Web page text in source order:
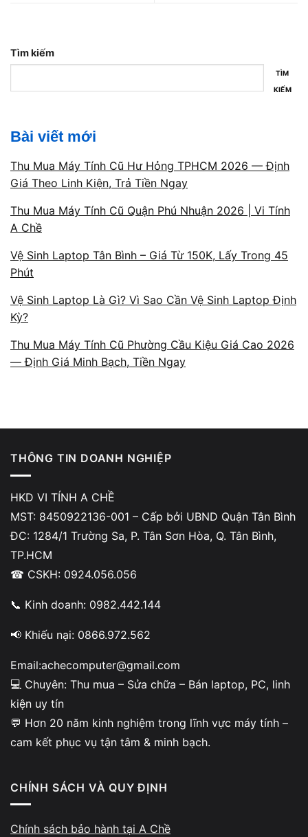
Hướng dẫn sử dụng – chuyển
Sau khi lắp đặt, doanh nghiệp được hướng
dẫn chi tiết về cách thêm nhân viên mới, xuất
báo cáo, đồng bộ dữ liệu và xử lý các lỗi cơ
Phản hồi 5★ từ khách hàng –
bằng chứng từ trải nghiệm
Google Maps rất đều, nhiều khách khen về kỹ
độ hỗ trợ tận tâm và quy trình minh bạch.
Không ít khách từng sửa tại A Chề sau đó đã
quay lại hoặc giới thiệu người quen – đó là
thước đo rõ ràng nhất về chất lượng dịch
vụ.Xem thêm:đánh giá thực tế trên Google
Map
Vi Tính A Chề
MST 8450922136-001
1284/1 Trường Sa, Tân Sơn Hòa, TP.HCM
KD: 0982.442.144
Tìm kiếm
TÌM
KIẾM
Bài viết mới
Thu Mua Máy Tính Cũ Hư Hỏng TPHCM 2026 — Định
Giá Theo Linh Kiện, Trả Tiền Ngay
Thu Mua Máy Tính Cũ Quận Phú Nhuận 2026 | Vi Tính
A Chề
Vệ Sinh Laptop Tân Bình – Giá Từ 150K, Lấy Trong 45
Phút
Vệ Sinh Laptop Là Gì? Vì Sao Cần Vệ Sinh Laptop Định
Kỳ?
Thu Mua Máy Tính Cũ Phường Cầu Kiệu Giá Cao 2026
— Định Giá Minh Bạch, Tiền Ngay
THÔNG TIN DOANH NGHIỆP
HKD VI TÍNH A CHỀ
MST: 8450922136-001 – Cấp bởi UBND Quận Tân Bình
ĐC: 1284/1 Trường Sa, P. Tân Sơn Hòa, Q. Tân Bình,
TP.HCM
☎ CSKH: 0924.056.056
📞 Kinh doanh: 0982.442.144
📢 Khiếu nại: 0866.972.562
Email:achecomputer@gmail.com
💻 Chuyên: Thu mua – Sửa chữa – Bán laptop, PC, linh
kiện uy tín
💬 Hơn 20 năm kinh nghiệm trong lĩnh vực máy tính –
cam kết phục vụ tận tâm & minh bạch.
CHÍNH SÁCH VÀ QUY ĐỊNH
Chính sách bảo hành tại A Chề